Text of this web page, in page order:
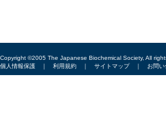
Copyright ©2005 The Japanese Biochemical Society, All
個人情報保護 ｜ 利用規約 ｜ サイトマップ｜ お問